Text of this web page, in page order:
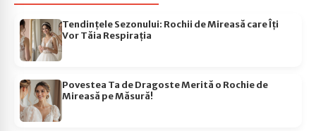
Tendințele Sezonului: Rochii de Mireasă care Îți
Vor Tăia Respirația
Povestea Ta de Dragoste Merită o Rochie de
Mireasă pe Măsură!